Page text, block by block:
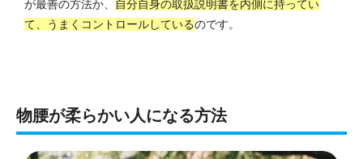
が最善の方法か、
自分自身の取扱説明書を内側に持ってい
て、うまくコントロールしているのです。
物腰が柔らかい人になる方法